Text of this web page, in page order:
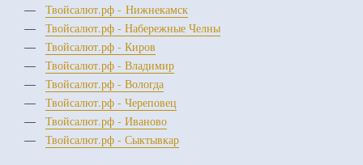
Твойсалют.рф - Нижнекамск
Твойсалют.рф - Набережные Челны
Твойсалют.рф - Киров
Твойсалют.рф - Владимир
Твойсалют.рф - Вологда
Твойсалют.рф - Череповец
Твойсалют.рф - Иваново
Твойсалют.рф - Сыктывкар